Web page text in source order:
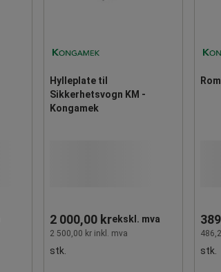
Hylleplate til
Sikkerhetsvogn KM -
Kongamek
2 000,00 krekskl. mva
2 500,00 kr inkl. mva
stk. stk.